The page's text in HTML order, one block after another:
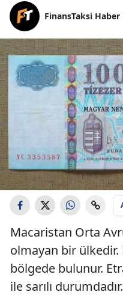
FinansTaksi
Macaristan Orta
olmayan bir ülkedir.
bölgede bulunur.
ile sarılı